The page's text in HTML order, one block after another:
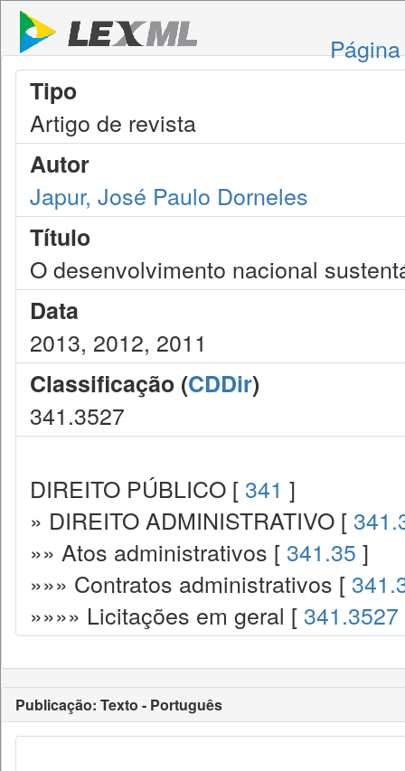
Tipo
Artigo de revista
Autor
Japur, José Paulo Dorneles
Título
O desenvolvimento nacional
Data
2013, 2012, 2011
Classificação (CDDir)
341.3527
DIREITO PÚBLICO [ 341 ]
» DIREITO ADMINISTRATIVO [
»» Atos administrativos [ 341.35 ]
»»» Contratos administrativos [
»»»» Licitações em geral [ 341.3527
Publicação: Texto - Português